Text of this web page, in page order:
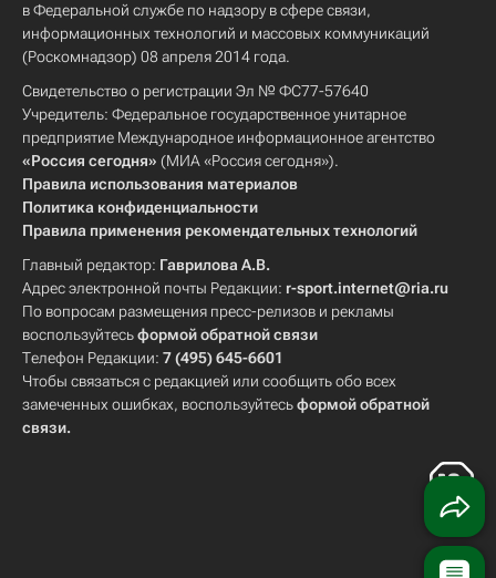
в Федеральной службе по надзору в сфере связи,
информационных технологий и массовых коммуникаций
(Роскомнадзор) 08 апреля 2014 года.
Свидетельство о регистрации Эл № ФС77-57640
Учредитель: Федеральное государственное унитарное
предприятие Международное информационное агентство
«Россия сегодня» (МИА «Россия сегодня»).
Правила использования материалов
Политика конфиденциальности
Правила применения рекомендательных технологий
Главный редактор: Гаврилова А.В.
Адрес электронной почты Редакции: r-sport.internet@ria.ru
По вопросам размещения пресс-релизов и рекламы
воспользуйтесьформой обратной связи
Телефон Редакции: 7 (495) 645-6601
Чтобы связаться с редакцией или сообщить обо всех
замеченных ошибках, воспользуйтесьформой обратной
связи.